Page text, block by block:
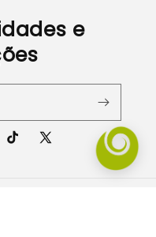
e
TikTokX